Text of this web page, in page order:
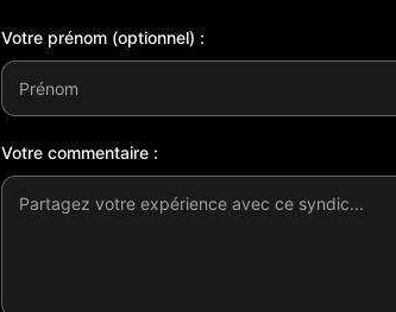
Votre prénom (optionnel) :
Votre commentaire :